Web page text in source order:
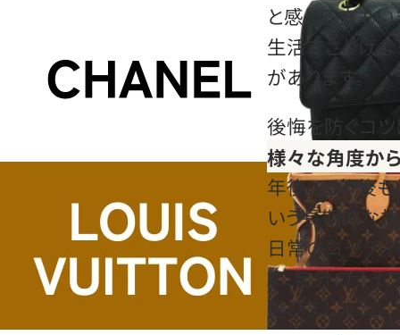
と感じる方も
生活でさりげ
があります。
後悔を防ぐコツ
様々な角度か
年後、20年後
いう長期的な
日常のコーデ
て、自分のライ
選びましょう。